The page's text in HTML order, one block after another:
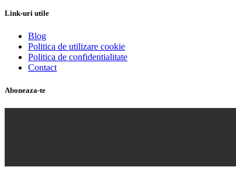
Link-uri utile
Blog
Politica de utilizare cookie
Politica de confidentialitate
Contact
Aboneaza-te